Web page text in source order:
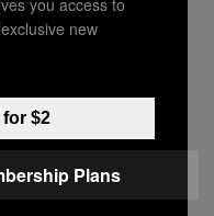
l’autre.
new
$2
Plans